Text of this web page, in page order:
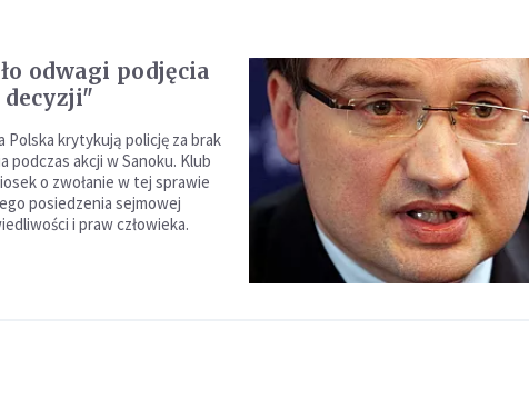
odwagi podjęcia
Polska krytykują policję za brak
podczas akcji w Sanoku. Klub
o zwołanie w tej sprawie
posiedzenia sejmowej
i praw człowieka.